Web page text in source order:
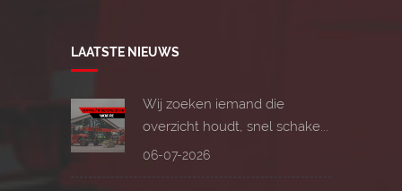
LAATSTE NIEUWS
Wij zoeken iemand die
overzicht houdt, snel schake...
06-07-2026